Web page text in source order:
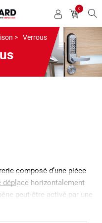
0
> Verrous
composé d’une pièce
horizontalement
peut-être activé par une